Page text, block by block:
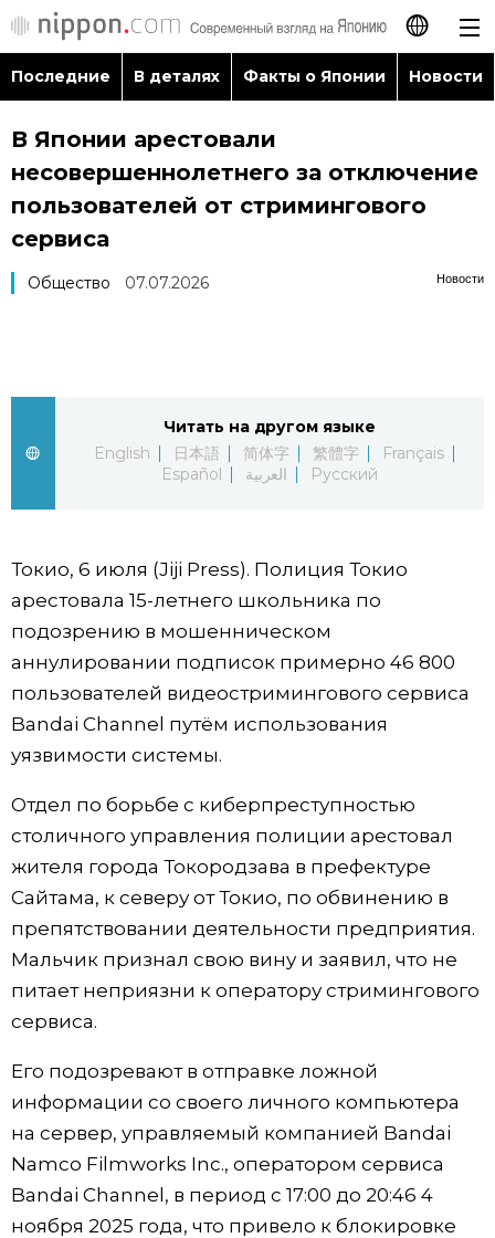
日本語
العربية
Последние
В деталях
Новости
Путеводитель по Японии
Блог
Экономика
Общество
Культура
Жизнь
Технологии
Токио
От редакции
Японский язык
Семья
Еда и напитки
official SNS
Последние В деталях Факты о Японии Новости
В Японии арестовали
несовершеннолетнего за отключение
пользователей от стримингового
сервиса
Новости
Общество 07.07.2026
Читать на другом языке
English
日本語 简体字 繁體字
Français
Español
العربية Русский
Токио, 6 июля (Jiji Press). Полиция Токио
арестовала 15-летнего школьника по
подозрению в мошенническом
аннулировании подписок примерно 46 800
пользователей видеостримингового сервиса
Bandai Channel путём использования
уязвимости системы.
Отдел по борьбе с киберпреступностью
столичного управления полиции арестовал
жителя города Токородзава в префектуре
Сайтама, к северу от Токио, по обвинению в
препятствовании деятельности предприятия.
Мальчик признал свою вину и заявил, что не
питает неприязни к оператору стримингового
сервиса.
Его подозревают в отправке ложной
информации со своего личного компьютера
на сервер, управляемый компанией Bandai
Namco Filmworks Inc., оператором сервиса
Bandai Channel, в период с 17:00 до 20:46 4
ноября 2025 года, что привело к блокировке